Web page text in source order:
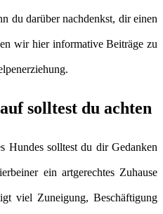
du darüber nachdenkst, dir einen
wir hier informative Beiträge zu
solltest du achten
Hundes solltest du dir Gedanken
ein artgerechtes Zuhause
viel Zuneigung, Beschäftigung